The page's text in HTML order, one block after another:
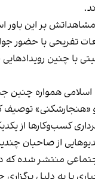
مشاهداتش بر این
تفریحی با حضور
با چنین
همواره چنین
«هنجارشکنی» توصیف
کسب‌وکارها از
از صاحبان
منتشر شده که